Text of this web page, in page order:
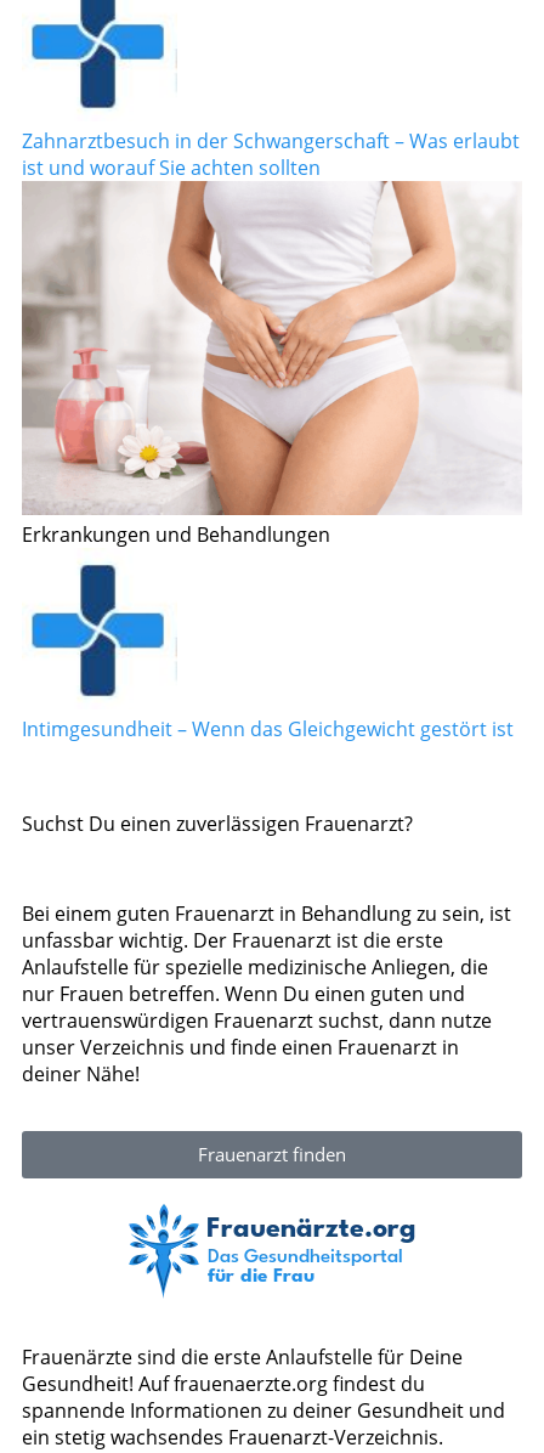
Zahnarztbesuch in der Schwangerschaft – Was erlaubt
ist und worauf Sie achten sollten
Erkrankungen und Behandlungen
Intimgesundheit – Wenn das Gleichgewicht gestört ist
Suchst Du einen zuverlässigen Frauenarzt?
Bei einem guten Frauenarzt in Behandlung zu sein, ist
unfassbar wichtig. Der Frauenarzt ist die erste
Anlaufstelle für spezielle medizinische Anliegen, die
nur Frauen betreffen. Wenn Du einen guten und
vertrauenswürdigen Frauenarzt suchst, dann nutze
unser Verzeichnis und finde einen Frauenarzt in
deiner Nähe!
Frauenarzt finden
Frauenärzte sind die erste Anlaufstelle für Deine
Gesundheit! Auf frauenaerzte.org findest du
spannende Informationen zu deiner Gesundheit und
ein stetig wachsendes Frauenarzt-Verzeichnis.